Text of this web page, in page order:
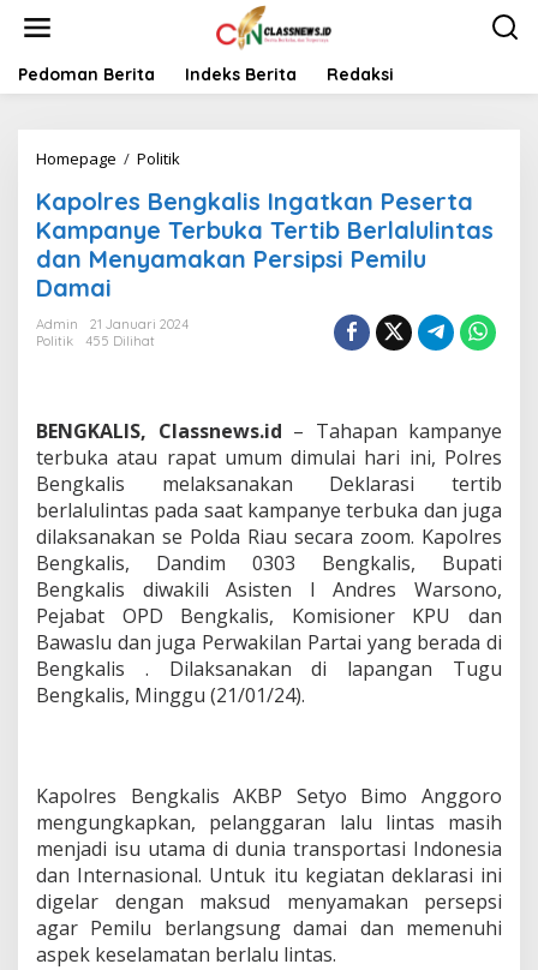
t
Pedoman Berita Indeks Berita Redaksi
Homepage / Politik
p
o
r
B
a
l
i
s
n
g
a
t
k
a
n
P
r
t
a
K
a
m
p
a
n
Kapolres Bengkalis Ingatkan Peserta
Kampanye Terbuka Tertib Berlalulintas
dan Menyamakan Persipsi Pemilu
Damai
Admin
21 Januari 2024
Politik
455 Dilihat
BENGKALIS, Classnews.id – Tahapan kampanye
terbuka atau rapat umum dimulai hari ini, Polres
Bengkalis melaksanakan Deklarasi tertib
berlalulintas pada saat kampanye terbuka dan juga
dilaksanakan se Polda Riau secara zoom. Kapolres
Bengkalis, Dandim 0303 Bengkalis, Bupati
Bengkalis diwakili Asisten I Andres Warsono,
Pejabat OPD Bengkalis, Komisioner KPU dan
Bawaslu dan juga Perwakilan Partai yang berada di
Bengkalis . Dilaksanakan di lapangan Tugu
Bengkalis, Minggu (21/01/24).
Kapolres Bengkalis AKBP Setyo Bimo Anggoro
mengungkapkan, pelanggaran lalu lintas masih
menjadi isu utama di dunia transportasi Indonesia
dan Internasional. Untuk itu kegiatan deklarasi ini
digelar dengan maksud menyamakan persepsi
agar Pemilu berlangsung damai dan memenuhi
aspek keselamatan berlalu lintas.